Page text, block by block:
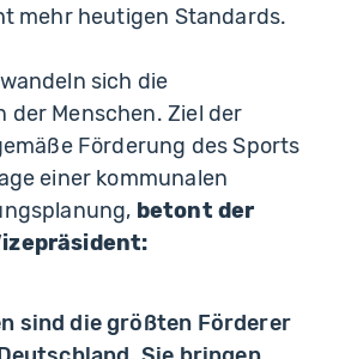
mehr heutigen Standards.
sich die
Menschen. Ziel der
Förderung des Sports
einer kommunalen
betont der
sind die größten Förderer